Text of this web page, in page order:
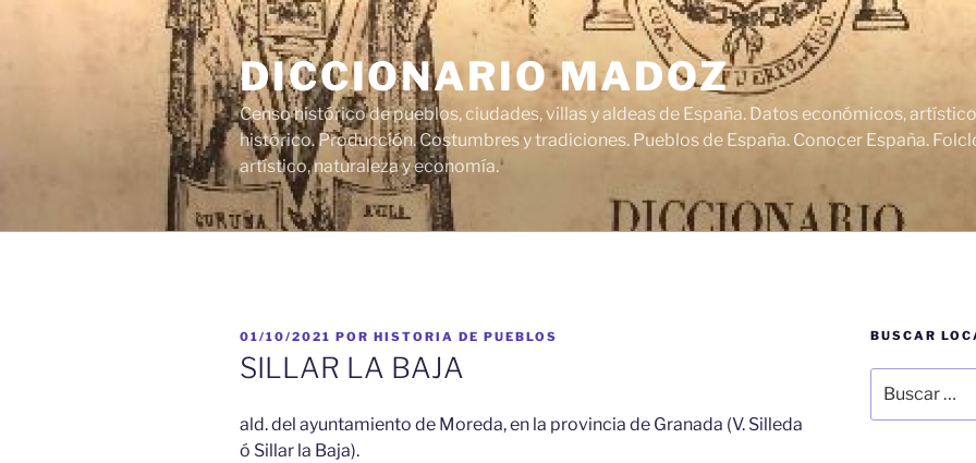
DICCIONARIO MADOZ
Censo histórico de pueblos, ciudades, villas y aldeas de España. Datos económicos,
histórico. Producción. Costumbres y tradiciones. Pueblos de España. Conocer España.
artístico, naturaleza y economía.
PUBLICADO
EL
01/10/2021 POR HISTORIA DE PUEBLOS
SILLAR LA BAJA
ald. del ayuntamiento de Moreda, en la provincia de Granada (V. Silleda
ó Sillar la Baja).
BUSCAR
por: